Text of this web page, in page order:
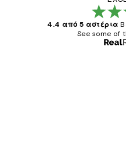
4.4 από 5 αστέρια
See some of